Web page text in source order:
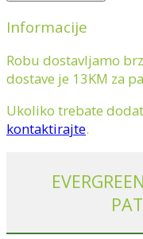
Informacije
Robu dostavljamo
dostave je 13KM za
Ukoliko trebate
kontaktirajte.